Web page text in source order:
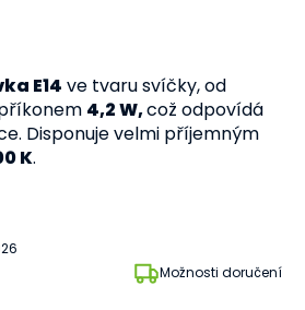
Možnosti doručení
E14 ve tvaru svíčky, od
4,2 W,což odpovídá
Disponuje velmi příjemným
K.